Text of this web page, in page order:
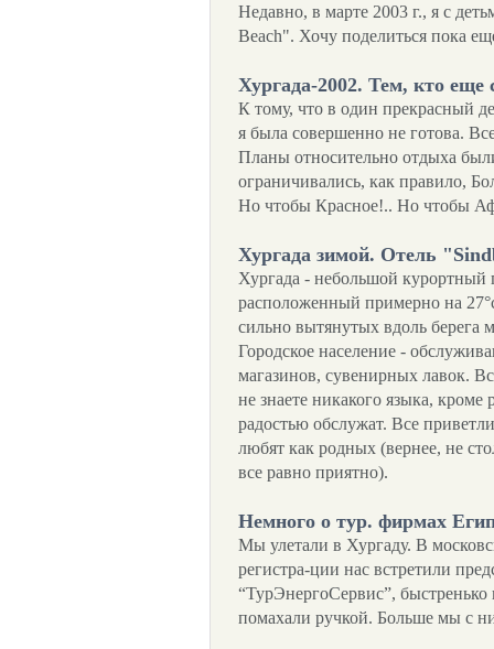
Недавно, в марте 2003 г., я с
Beach". Хочу поделиться пока
Хургада-2002. Тем, кто еще
К тому, что в один прекрасный
я была совершенно не готова.
Планы относительно отдыха
ограничивались, как правило,
Но чтобы Красное!.. Но чтобы
Хургада зимой. Отель
Хургада - небольшой курортный
расположенный примерно на
сильно вытянутых вдоль берега
Городское население -
магазинов, сувенирных лавок.
не знаете никакого языка,
радостью обслужат. Все
любят как родных (вернее, не
все равно приятно).
Немного о тур. фирмах
Мы улетали в Хургаду. В
регистра-ции нас встретили
“ТурЭнергоСервис”,
помахали ручкой. Больше мы с